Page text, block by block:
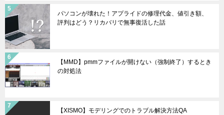
パソコンが壊れた！アプライドの修理代金、値引き額、
評判はどう？リカバリで無事復活した話
【MMD】pmmファイルが開けない（強制終了）するとき
の対処法
【XISMO】モデリングでのトラブル解決方法QA